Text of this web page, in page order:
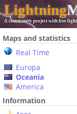
Lightning
A community project with free
Maps and statistics
Real Time
Europa
Oceania
America
Information